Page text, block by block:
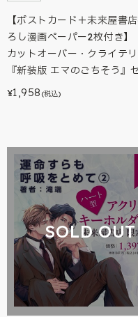
【ポストカード＋未来屋書
ろし漫画ペーパー2枚付き】
カットオーバー・クライテリ
『新装版 エマのごちそう』
¥1,958 (税込)
SOLD OUT